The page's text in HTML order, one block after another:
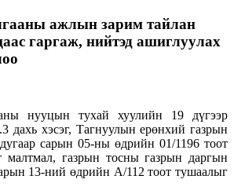
ажлын зарим тайлан
гаргаж, нийтэд ашиглуулах
нууцын тухай хуулийн 19 дүгээр
дахь хэсэг, Тагнуулын ерөнхий газрын
сарын 05-ны өдрийн 01/1196 тоот
газрын тосны газрын даргын
13-ний өдрийн А/112 тоот тушаалыг